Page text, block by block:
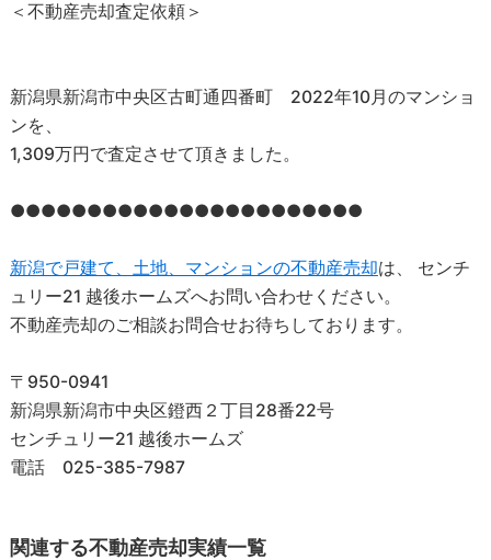
＜不動産売却査定依頼＞
新潟県新潟市中央区古町通四番町 2022年10月のマンショ
ンを、
1,309万円で査定させて頂きました。
●●●●●●●●●●●●●●●●●●●●●●●
新潟で戸建て、土地、マンションの不動産売却は、 センチ
ュリー21 越後ホームズへお問い合わせください。
不動産売却のご相談お問合せお待ちしております。
〒950-0941
新潟県新潟市中央区鐙西２丁目28番22号
センチュリー21 越後ホームズ
電話 025-385-7987
関連する不動産売却実績一覧